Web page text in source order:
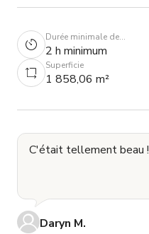
Durée minimale de
réservation
2 h minimum
Superficie
1 858,06 m²
C'était tellement beau !
Daryn M.